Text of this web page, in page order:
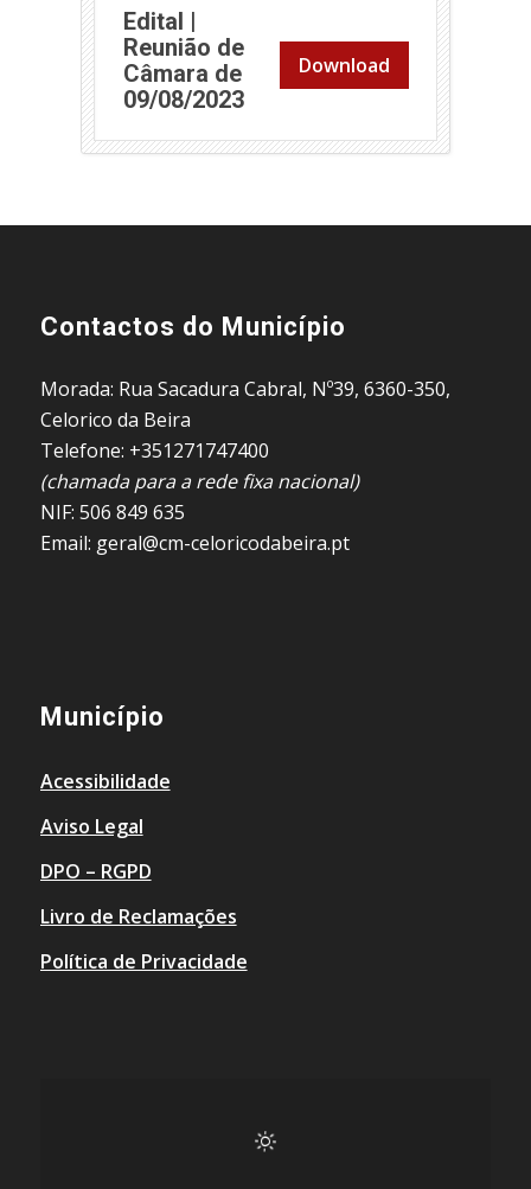
Edital |
Reunião de
Câmara de
09/08/2023(abre em nova janela)
Download
Contactos do Município
Morada: Rua Sacadura Cabral, Nº39, 6360-350,
Celorico da Beira
Telefone: +351271747400
(chamada para a rede fixa nacional)
NIF: 506 849 635
Email: geral@cm-celoricodabeira.pt
Município
Acessibilidade
Aviso Legal
DPO – RGPD
Livro de Reclamações
Política de Privacidade